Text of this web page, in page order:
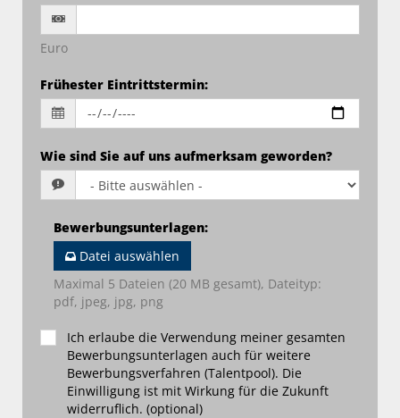
Euro
Frühester Eintrittstermin:
Wie sind Sie auf uns aufmerksam geworden?
Bewerbungsunterlagen:
Datei auswählen
Maximal 5 Dateien (20 MB gesamt), Dateityp:
pdf, jpeg, jpg, png
Ich erlaube die Verwendung meiner gesamten
Bewerbungsunterlagen auch für weitere
Bewerbungsverfahren (Talentpool). Die
Einwilligung ist mit Wirkung für die Zukunft
widerruflich. (optional)